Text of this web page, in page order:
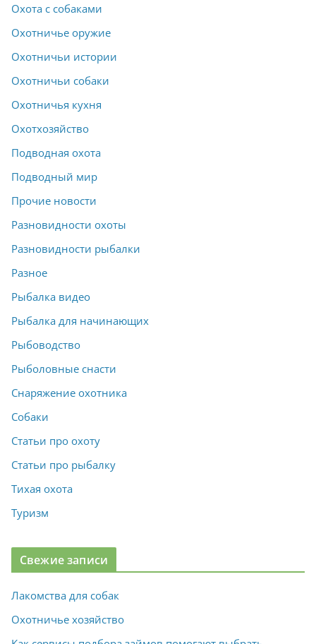
Охота с собаками
Охотничье оружие
Охотничьи истории
Охотничьи собаки
Охотничья кухня
Охотхозяйство
Подводная охота
Подводный мир
Прочие новости
Разновидности охоты
Разновидности рыбалки
Разное
Рыбалка видео
Рыбалка для начинающих
Рыбоводство
Рыболовные снасти
Снаряжение охотника
Собаки
Статьи про охоту
Статьи про рыбалку
Тихая охота
Туризм
Свежие записи
Лакомства для собак
Охотничье хозяйство